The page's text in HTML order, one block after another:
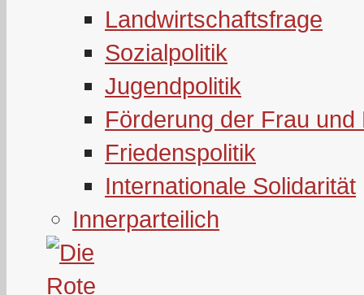
Landwirtschaftsfrage
Sozialpolitik
Jugendpolitik
Förderung der Frau und
Friedenspolitik
Internationale Solidarität
Innerparteilich